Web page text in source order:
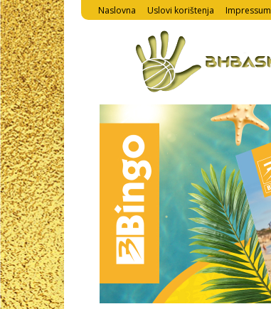
Naslovna Uslovi korištenja Impressum